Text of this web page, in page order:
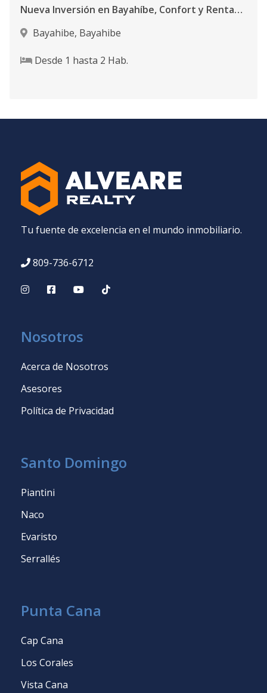
Nueva Inversión en Bayahíbe, Confort y Rentabilidad
Bayahibe, Bayahibe
Desde 1 hasta 2 Hab.
Tu fuente de excelencia en el mundo inmobiliario.
809-736-6712
Nosotros
Acerca de Nosotros
Asesores
Política de Privacidad
Santo Domingo
Piantini
Naco
Evaristo
Serrallés
Punta Cana
Cap Cana
Los Corales
Vista Cana